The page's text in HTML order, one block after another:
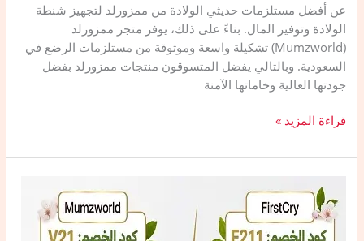
عن أفضل مستلزمات حديثي الولادة من ممزورلد لتجهيز شنطة
الولادة وتوفير المال. بناءً على ذلك، يوفر متجر ممزورلد
(Mumzworld) تشكيلة واسعة وموثوقة من مستلزمات الرضع في
السعودية. وبالتالي يفضل المتسوقون منتجات ممزورلد بفضل
جودتها العالية وخاماتها الآمنة
أفضل
حديثي
من
ممزورلد
قائمة
قراءة المزيد »